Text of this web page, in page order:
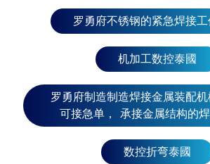
2015 标准，接受生产订单和工业机
可接急单，出厂价优惠。 东南亚国家：新加坡、马来
西亚、文莱达鲁萨兰国、印度尼西亚
南、菲律宾、东帝汶、老挝、缅甸 东亚国家：中国、
日本、朝鲜、韩国、台湾、蒙古、香港、
国家 ：巴林、塞浦路斯、伊朗、伊拉
旦、科威特、黎 巴嫩、阿曼、叙利亚、卡塔尔、沙特
阿拉伯、土耳其、阿拉伯联合酋长 国、也门、亚美尼
亚、阿塞拜疆、埃及、格鲁吉亚、巴勒斯坦
罗勇府不锈钢的紧急焊接
机加工数控泰國
罗勇府制造制造焊接金属装配机
可接急单， 承接金属结构的焊
数控折弯泰國